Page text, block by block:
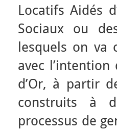
Locatifs Aidés
Sociaux ou
lesquels on va
avec
d’Or, à partir
construits à
processus de